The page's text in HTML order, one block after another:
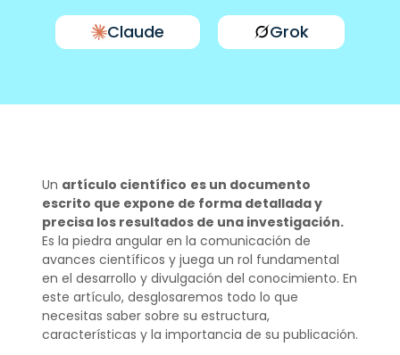
Claude Grok
Un artículo científico es un documento
escrito que expone de forma detallada y
precisa los resultados de una investigación.
Es la piedra angular en la comunicación de
avances científicos y juega un rol fundamental
en el desarrollo y divulgación del conocimiento. En
este artículo, desglosaremos todo lo que
necesitas saber sobre su estructura,
características y la importancia de su publicación.